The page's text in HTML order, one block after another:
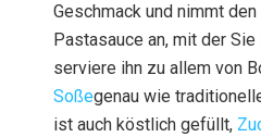
Geschmack und nimmt
Pastasauce an, mit der
serviere ihn zu allem von
Soßegenau wie
ist auch köstlich gefüllt,